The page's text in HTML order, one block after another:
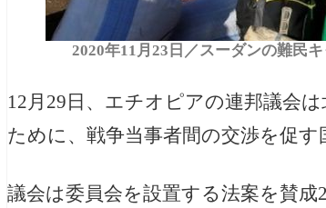
2020年11月23日／スーダンの難民
12月29日、エチオピアの連邦議会は
ために、戦争当事者間の交渉を促す
議会は委員会を設置する法案を賛成